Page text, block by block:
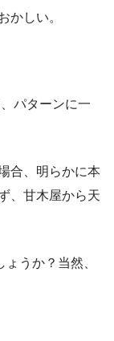
かしい。
パターンに一
合、明らかに本
、甘木屋から天
うか？当然、